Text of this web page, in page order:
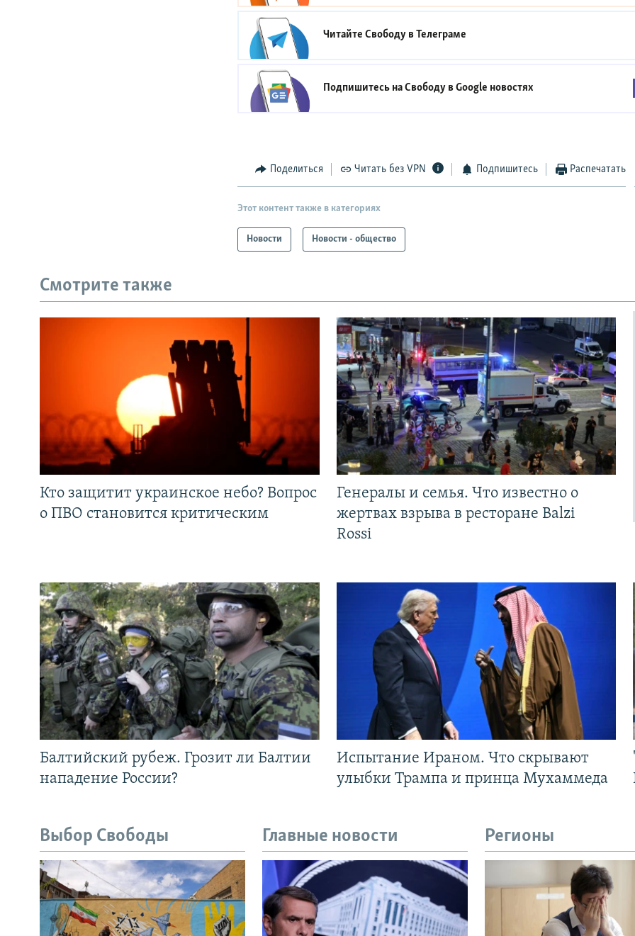
Читайте Свободу вТелеграме
Подпишитесь на Свободу вGoogle новостях
Поделиться Читать без VPN Подпишитесь Распечатать
Этот контент также в категориях
Новости Новости - общество
Смотрите также
Кто защитит украинское небо? Вопрос
о ПВО становится критическим
Генералы и семья. Что известно о
жертвах взрыва в ресторане Balzi
Rossi
Балтийский рубеж. Грозит ли Балтии
нападение России?
Испытание Ираном. Что скрывают
улыбки Трампа и принца Мухаммеда
Выбор Свободы Главные новости Регионы